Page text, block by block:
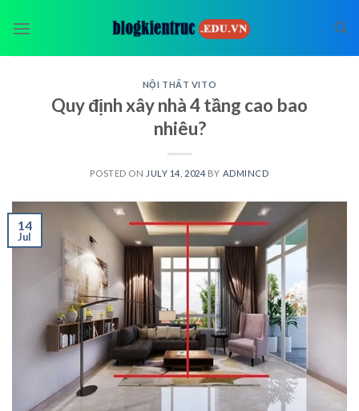
NỘI THẤT VITO
Quy định xây nhà 4 tầng cao bao
nhiêu?
POSTED ON JULY 14, 2024 BY ADMINCD
14
Jul